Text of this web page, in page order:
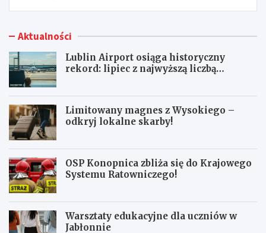
Aktualności
Lublin Airport osiąga historyczny
rekord: lipiec z najwyższą liczbą
Limitowany magnes z Wysokiego –
odkryj lokalne skarby!
OSP Konopnica zbliża się do Krajowego
Systemu Ratowniczego!
Warsztaty edukacyjne dla uczniów w
Jabłonnie